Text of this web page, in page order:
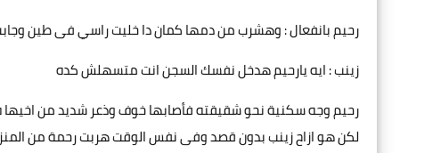
رحيم بانفعال : وهشرب من دمها كمان دا خليت راسي فى طين
زينب : ايه يارحيم هدخل نفسك السجن انت متسهلش كده
رحيم وجه سكنية نحو شقيقته فأصابها خوف وذعر شديد من
لكن هو ازاح زينب بدون قصد وفى نفس الوقت هربت رحمة من